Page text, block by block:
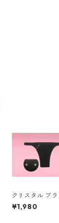
クリスタル ブ
¥1,980